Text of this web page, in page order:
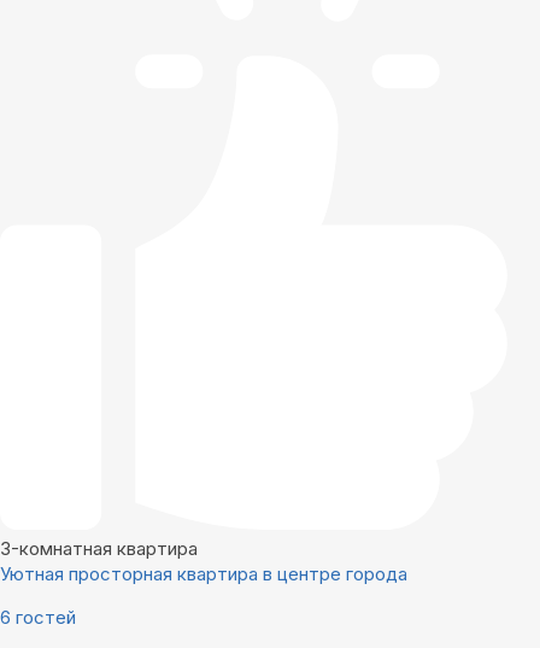
3-комнатная квартира
Уютная просторная квартира в центре города
6 гостей